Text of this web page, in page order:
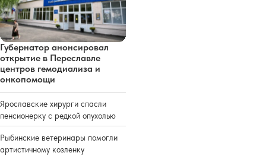
Губернатор анонсировал
открытие в Переславле
центров гемодиализа и
онкопомощи
Ярославские хирурги спасли
пенсионерку с редкой опухолью
Рыбинские ветеринары помогли
артистичному козленку